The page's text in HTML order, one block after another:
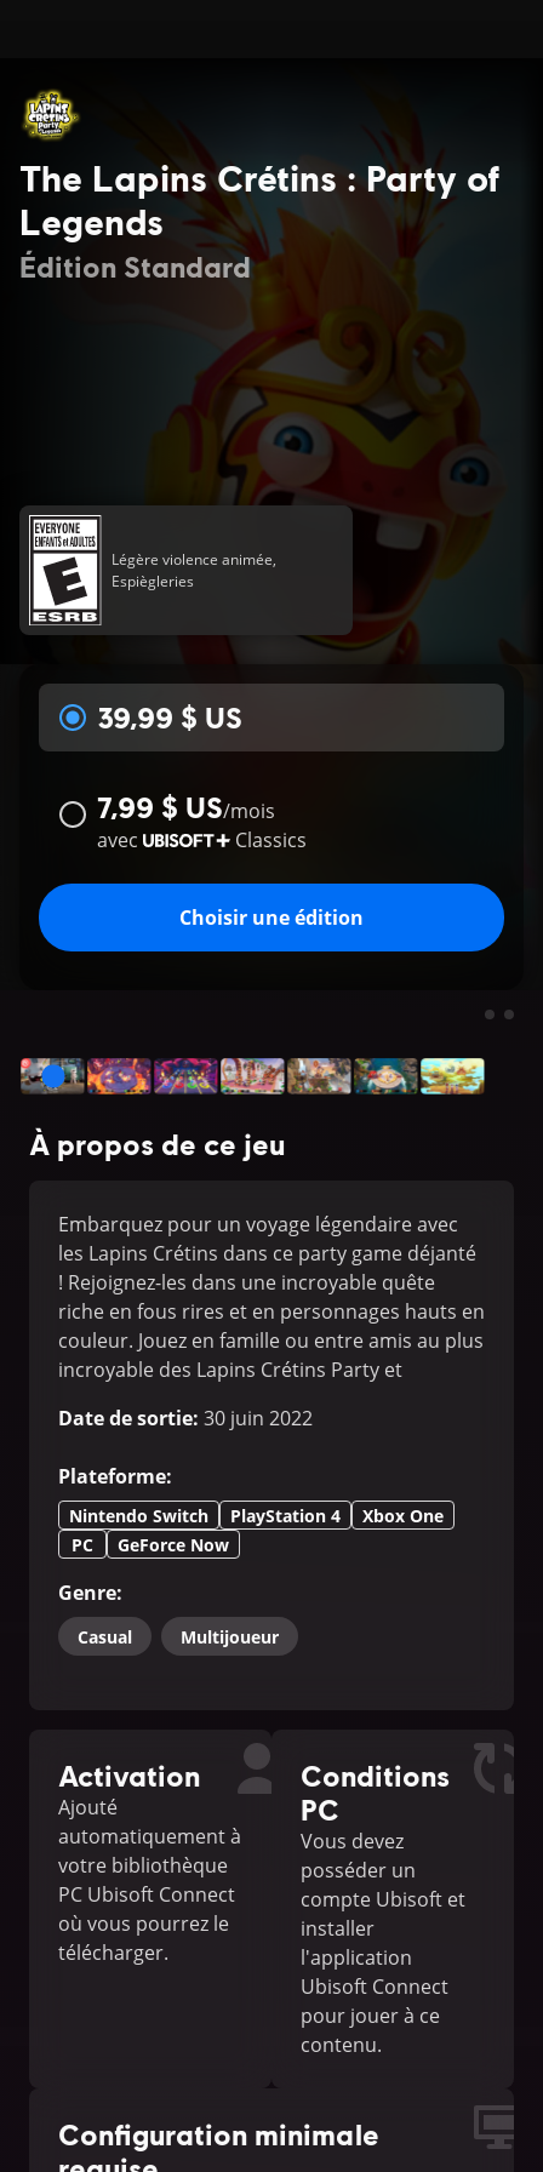
The Lapins Crétins : Party of
Legends
Édition Standard
Légère violence animée,
Espiègleries
39,99 $ US
7,99 $ US/mois
avec
Classics
Choisir une édition
À propos de ce jeu
Embarquez pour un voyage légendaire avec
les Lapins Crétins dans ce party game déjanté
! Rejoignez-les dans une incroyable quête
riche en fous rires et en personnages hauts en
couleur. Jouez en famille ou entre amis au plus
incroyable des Lapins Crétins Party et
complètement délirants !
Date de sortie: 30 juin 2022
Plateforme:
Nintendo Switch PlayStation 4
Xbox One
PC
GeForce Now
Genre:
Casual Multijoueur
Activation
Ajouté
automatiquement à
votre bibliothèque
PC Ubisoft Connect
où vous pourrez le
télécharger.
Conditions
PC
Vous devez
posséder un
compte Ubisoft et
installer
l'application
Ubisoft Connect
pour jouer à ce
contenu.
Configuration minimale